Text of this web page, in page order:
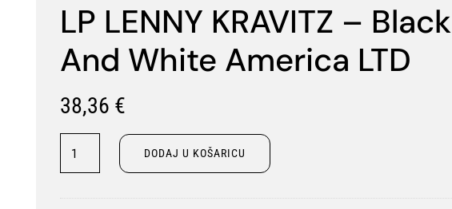
LP LENNY KRAVITZ – Black
And White America LTD
38,36 €
LP
DODAJ U KOŠARICU